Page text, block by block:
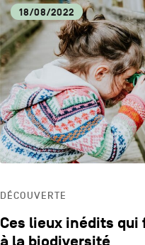
18/08/2022
DÉCOUVERTE
Ces lieux inédits